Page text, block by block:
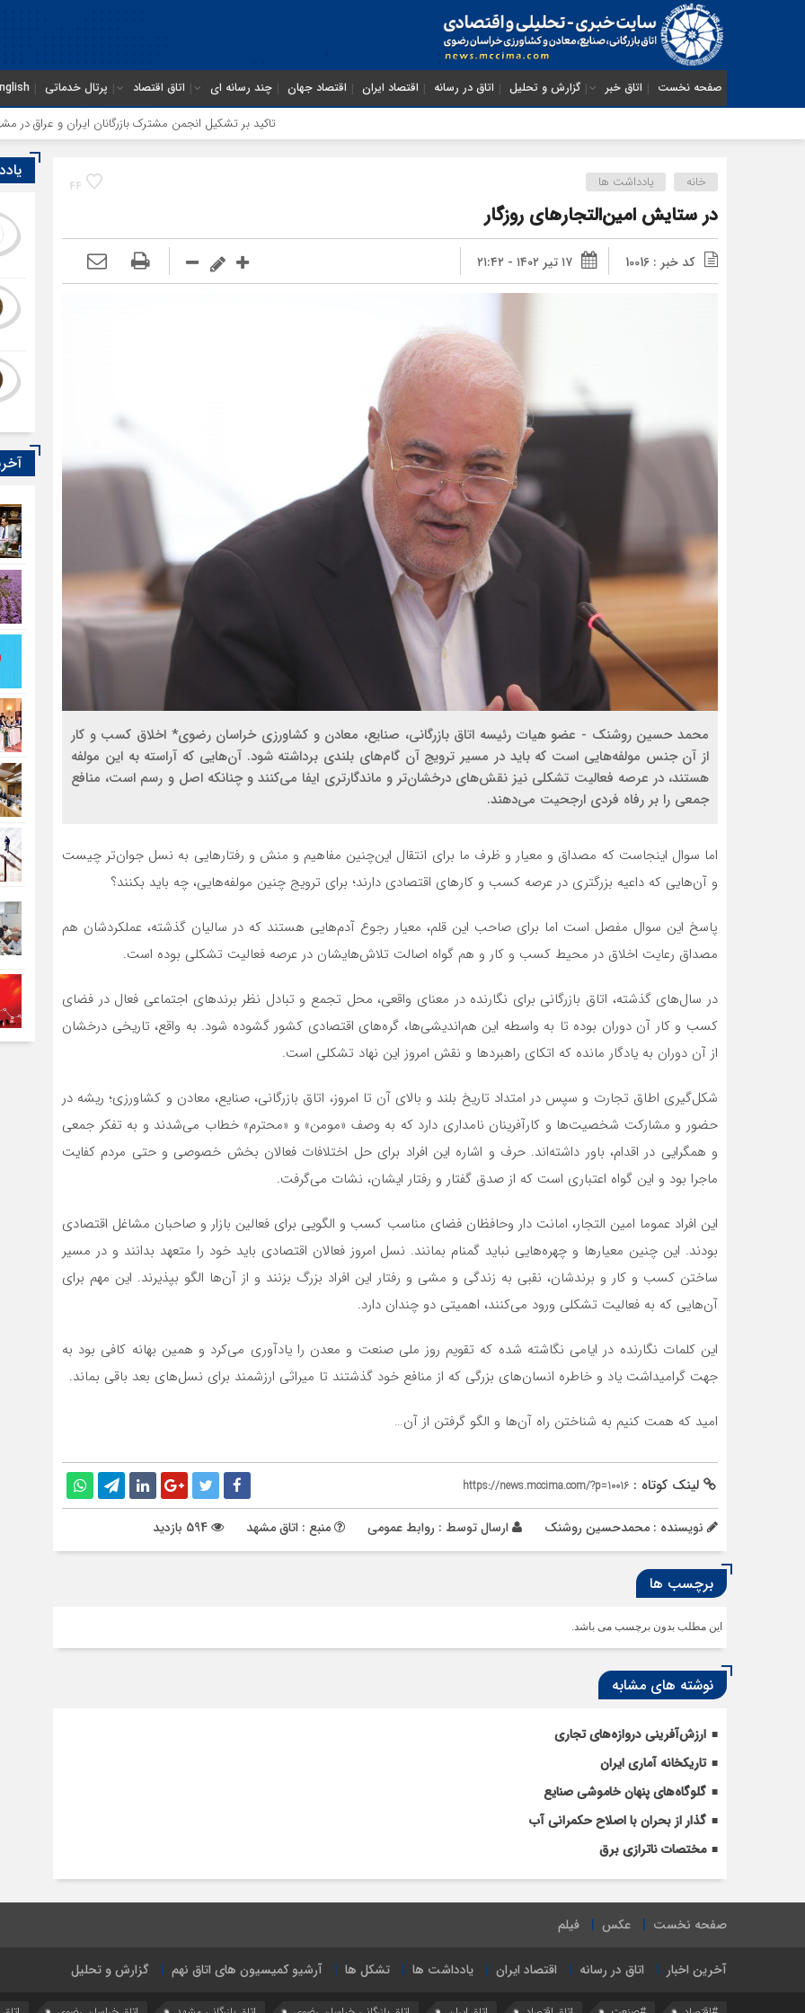
صفحه نخست اتاق خبر گزارش و تحلیل اتاق در رسانه اقتصاد ایران اقتصاد جهان چند رسانه ای اتاق اقتصاد پرتال خدماتی
تاکید بر تشکیل انجمن مشترک بازرگانان ایران و عراق در مشهد
44 خانه یادداشت ها
در ستایش امین‌التجارهای روزگار
کد خبر : 10016 ۱۷ تیر ۱۴۰۲ - ۲۱:۴۲
محمد حسین روشنک - عضو هیات رئیسه اتاق بازرگانی، صنایع، معادن و کشاورزی خراسان رضوی* اخلاق کسب و کار
از آن جنس مولفه‌هایی است که باید در مسیر ترویج آن گام‌های بلندی برداشته شود. آن‌هایی که آراسته به این مولفه
هستند، در عرصه فعالیت تشکلی نیز نقش‌های درخشان‌تر و ماندگارتری ایفا می‌کنند و چنانکه اصل و رسم است، منافع
جمعی را بر رفاه فردی ارجحیت می‌دهند.
اما سوال اینجاست که مصداق و معیار و ظرف ما برای انتقال این‌چنین مفاهیم و منش و رفتارهایی به نسل جوان‌تر چیست
و آن‌هایی که داعیه بزرگتری در عرصه کسب و کارهای اقتصادی دارند؛ برای ترویج چنین مولفه‌هایی، چه باید بکنند؟
پاسخ این سوال مفصل است اما برای صاحب این قلم، معیار رجوع آدم‌هایی هستند که در سالیان گذشته، عملکردشان هم
مصداق رعایت اخلاق در محیط کسب و کار و هم گواه اصالت تلاش‌هایشان در عرصه فعالیت تشکلی بوده است.
در سال‌های گذشته، اتاق بازرگانی برای نگارنده در معنای واقعی، محل تجمع و تبادل نظر برندهای اجتماعی فعال در فضای
کسب و کار آن دوران بوده تا به واسطه این هم‌اندیشی‌ها، گره‌های اقتصادی کشور گشوده شود. به واقع، تاریخی درخشان
از آن دوران به یادگار مانده که اتکای راهبردها و نقش امروز این نهاد تشکلی است.
شکل‌گیری اطاق تجارت و سپس در امتداد تاریخ بلند و بالای آن تا امروز، اتاق بازرگانی، صنایع، معادن و کشاورزی؛ ریشه در
حضور و مشارکت شخصیت‌ها و کارآفرینان نامداری دارد که به وصف «مومن» و «محترم» خطاب می‌شدند و به تفکر جمعی
و همگرایی در اقدام، باور داشته‌اند. حرف و اشاره این افراد برای حل اختلافات فعالان بخش خصوصی و حتی مردم کفایت
ماجرا بود و این گواه اعتباری است که از صدق گفتار و رفتار ایشان، نشات می‌گرفت.
این افراد عموما امین التجار، امانت دار وحافظان فضای مناسب کسب و الگویی برای فعالین بازار و صاحبان مشاغل اقتصادی
بودند. این چنین معیارها و چهره‌هایی نباید گمنام بمانند. نسل امروز فعالان اقتصادی باید خود را متعهد بدانند و در مسیر
ساختن کسب و کار و برندشان، نقبی به زندگی و مشی و رفتار این افراد بزرگ بزنند و از آن‌ها الگو بپذیرند. این مهم برای
آن‌هایی که به فعالیت تشکلی ورود می‌کنند، اهمیتی دو چندان دارد.
این کلمات نگارنده در ایامی نگاشته شده که تقویم روز ملی صنعت و معدن را یادآوری می‌کرد و همین بهانه کافی بود به
جهت گرامیداشت یاد و خاطره انسان‌های بزرگی که از منافع خود گذشتند تا میراثی ارزشمند برای نسل‌های بعد باقی بماند.
امید که همت کنیم به شناختن راه آن‌ها و الگو گرفتن از آن…
لینک کوتاه : https://news.mccima.com/?p=10016
نویسنده : محمدحسین روشنک ارسال توسط : روابط عمومی منبع : اتاق مشهد
برچسب ها
این مطلب بدون برچسب می باشد.
نوشته های مشابه
ارزش‌آفرینی دروازه‌های تجاری
تاریکخانه آماری ایران
گلوگاه‌های پنهان خاموشی صنایع
گذار از بحران با اصلاح حکمرانی آب
مختصات ناترازی برق
صفحه نخست عکس فیلم
آخرین اخبار اتاق در رسانه اقتصاد ایران یادداشت ها تشکل ها آرشیو کمیسیون های اتاق نهم گزارش و تحلیل